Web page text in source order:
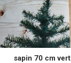
sapin 70 cm vert